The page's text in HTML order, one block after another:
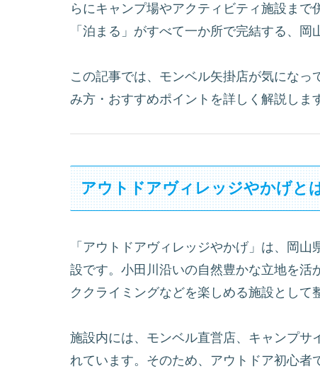
らにキャンプ場やアクティビティ施設まで
「泊まる」がすべて一か所で完結する、岡
この記事では、モンベル矢掛店が気にな
み方・おすすめポイントを詳しく解説しま
アウトドアヴィレッジやかげと
「アウトドアヴィレッジやかげ」は、岡
設です。小田川沿いの自然豊かな立地を活
ククライミングなどを楽しめる施設として
施設内には、モンベル直営店、キャンプサ
れています。そのため、アウトドア初心者